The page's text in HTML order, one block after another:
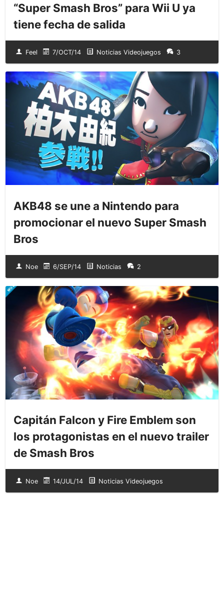
“Super Smash Bros” para Wii U ya
tiene fecha de salida
Feel 7/OCT/14 Noticias Videojuegos 3
AKB48 se une a Nintendo para
promocionar el nuevo Super Smash
Bros
Noe 6/SEP/14 Noticias 2
Capitán Falcon y Fire Emblem son
los protagonistas en el nuevo trailer
de Smash Bros
Noe 14/JUL/14 Noticias Videojuegos